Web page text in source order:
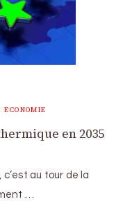
ECONOMIE
en 2035
au tour de la
…